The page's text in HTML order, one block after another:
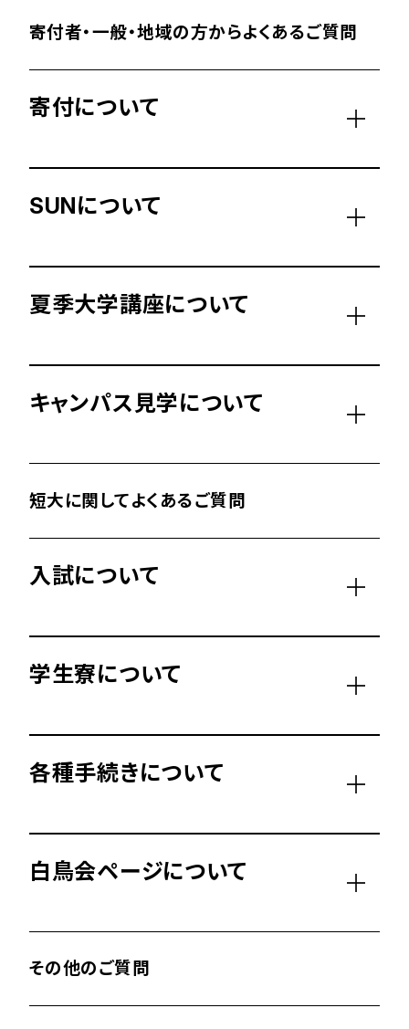
寄付者・一般・地域の方からよくあるご質問
寄付について
SUNについて
夏季大学講座について
キャンパス見学について
短大に関してよくあるご質問
入試について
学生寮について
各種手続きについて
白鳥会ページについて
その他のご質問